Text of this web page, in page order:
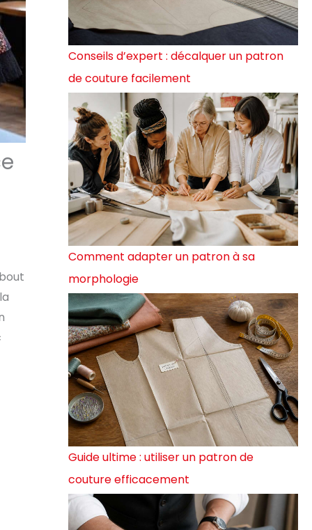
Conseils d’expert : décalquer un patron
de couture facilement
Comment adapter un patron à sa
morphologie
Guide ultime : utiliser un patron de
couture efficacement